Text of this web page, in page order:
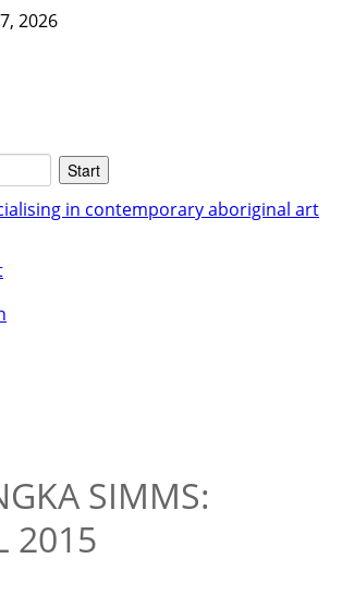
2026
in contemporary aboriginal art
SIMMS:
2015